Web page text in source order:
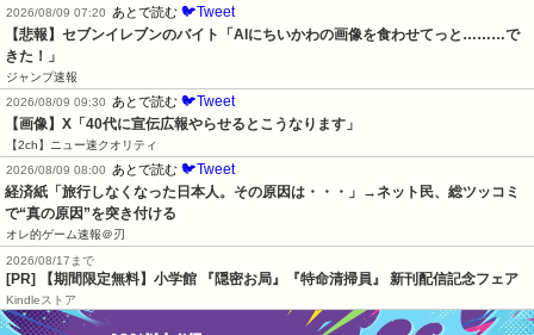
2026/08/09 07:20
あとで読む 🐦Tweet
【悲報】セブンイレブンのバイト「AIにちいかわの画像を食わせてっと………で
きた！」
ジャンプ速報
2026/08/09 09:30
あとで読む 🐦Tweet
【画像】X「40代に宣伝広報やらせるとこうなります」
【2ch】ニュー速クオリティ
2026/08/09 08:00
あとで読む 🐦Tweet
経済紙「旅行しなくなった日本人。その原因は・・・」→ネット民、総ツッコミ
で“真の原因”を突き付ける
オレ的ゲーム速報＠刃
2026/08/17まで
[PR] 【期間限定無料】小学館 『隠密お局』『特命清掃員』 新刊配信記念フェア
Kindleストア